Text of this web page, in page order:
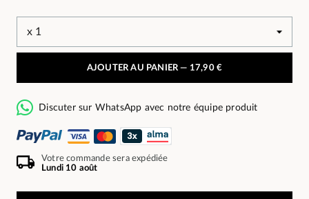
AJOUTER AU PANIER — 17,90 €
Discuter sur WhatsApp avec notre équipe produit
Votre commande sera expédiée
Lundi 10 août